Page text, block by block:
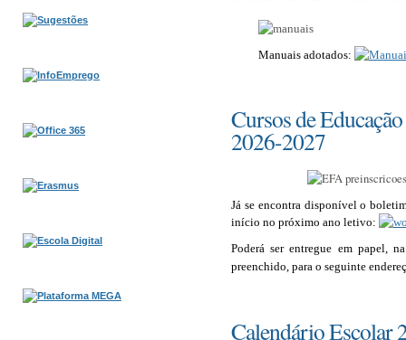
Manuais adotados:
Cursos de
2026-2027
Já se encontra disponível o
início no próximo ano letivo:
Poderá ser entregue em papel,
preenchido, para o seguinte
Calendário Escolar